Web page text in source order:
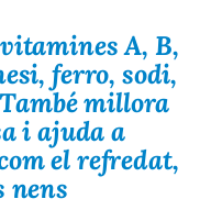
A, B,
ferro, sodi,
millora
i ajuda a
el refredat,
nens